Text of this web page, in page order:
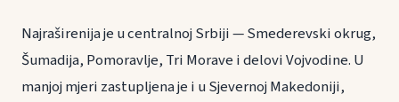
Najraširenija je u centralnoj Srbiji — Smederevski okrug,
Šumadija, Pomoravlje, Tri Morave i delovi Vojvodine. U
manjoj mjeri zastupljena je i u Sjevernoj Makedoniji,